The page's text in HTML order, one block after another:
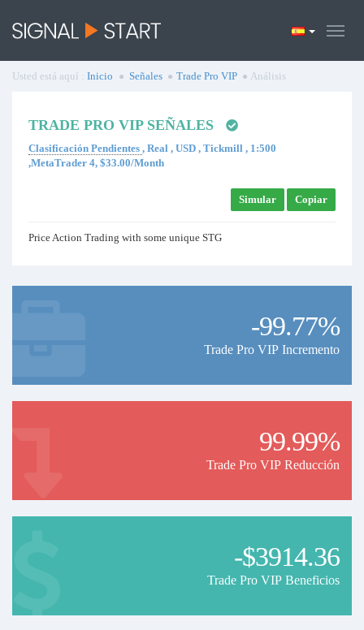
Usted está aquí : Inicio Señales Trade Pro VIP Análisis
TRADE PRO VIP SEÑALES
Clasificación Pendientes , Real , USD , Tickmill , 1:500
,MetaTrader 4, $33.00/Month
Simular Copiar
Price Action Trading with some unique STG
-99.77%
Trade Pro VIP Incremento
99.99%
Trade Pro VIP Reducción
-$3914.36
Trade Pro VIP Beneficios